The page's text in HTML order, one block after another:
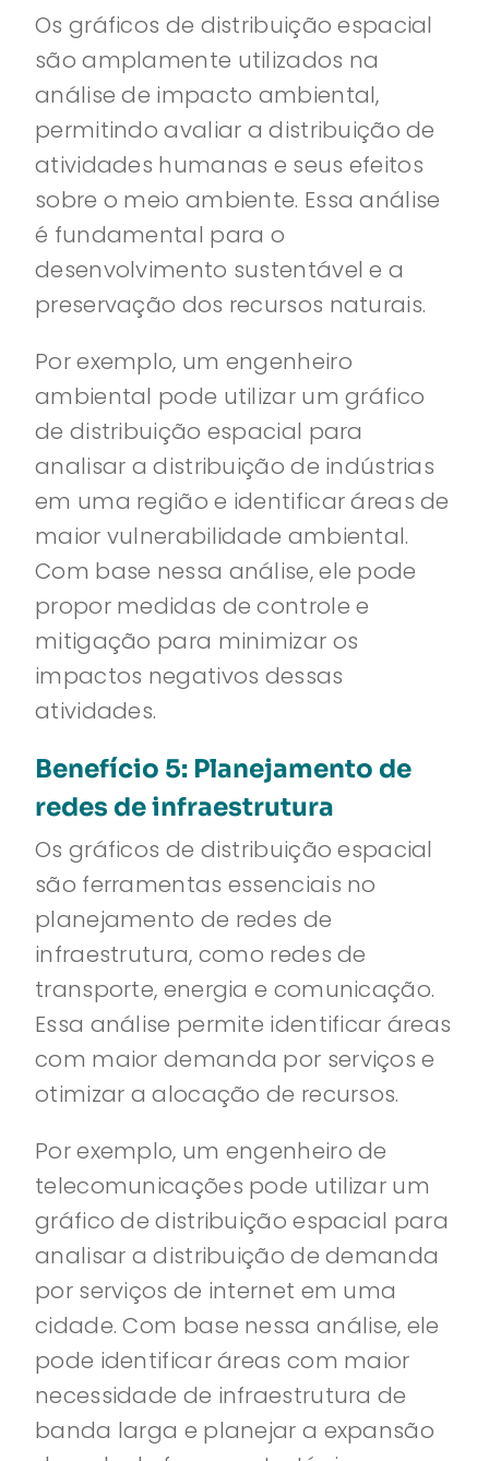
Os gráficos de distribuição espacial
são amplamente utilizados na
análise de impacto ambiental,
permitindo avaliar a distribuição de
atividades humanas e seus efeitos
sobre o meio ambiente. Essa análise
é fundamental para o
desenvolvimento sustentável e a
preservação dos recursos naturais.
Por exemplo, um engenheiro
ambiental pode utilizar um gráfico
de distribuição espacial para
analisar a distribuição de indústrias
em uma região e identificar áreas de
maior vulnerabilidade ambiental.
Com base nessa análise, ele pode
propor medidas de controle e
mitigação para minimizar os
impactos negativos dessas
atividades.
Benefício 5: Planejamento de
redes de infraestrutura
Os gráficos de distribuição espacial
são ferramentas essenciais no
planejamento de redes de
infraestrutura, como redes de
transporte, energia e comunicação.
Essa análise permite identificar áreas
com maior demanda por serviços e
otimizar a alocação de recursos.
Por exemplo, um engenheiro de
telecomunicações pode utilizar um
gráfico de distribuição espacial para
analisar a distribuição de demanda
por serviços de internet em uma
cidade. Com base nessa análise, ele
pode identificar áreas com maior
necessidade de infraestrutura de
banda larga e planejar a expansão